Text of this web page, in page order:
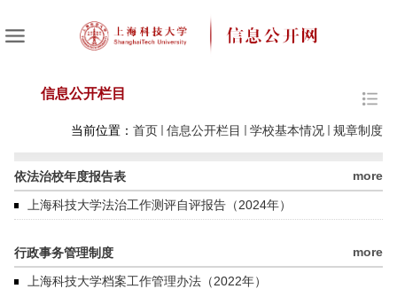
信息公开栏目
当前位置： 首页 信息公开栏目 学校基本情况 规章制度
依法治校年度报告表 more
上海科技大学法治工作测评自评报告（2024年）
行政事务管理制度 more
上海科技大学档案工作管理办法（2022年）